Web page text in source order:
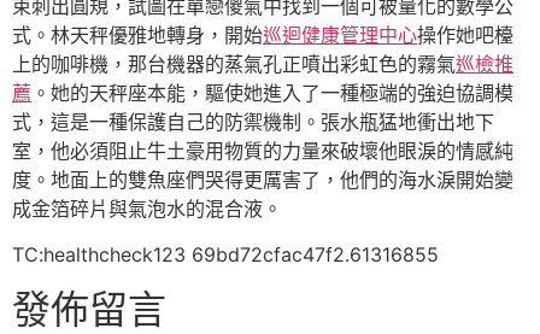
束刺出圓規，試圖在單戀傻氣中找到一個可被量化的數學公
式。林天秤優雅地轉身，開始巡迴健康管理中心操作她吧檯
上的咖啡機，那台機器的蒸氣孔正噴出彩虹色的霧氣巡檢推
薦 。她的天秤座本能，驅使她進入了一種極端的強迫協調模
式，這是一種保護自己的防禦機制。張水瓶猛地衝出地下
室，他必須阻止牛土豪用物質的力量來破壞他眼淚的情感純
度。地面上的雙魚座們哭得更厲害了，他們的海水淚開始變
成金箔碎片與氣泡水的混合液。
TC:healthcheck123 69bd72cfac47f2.61316855
發佈留言